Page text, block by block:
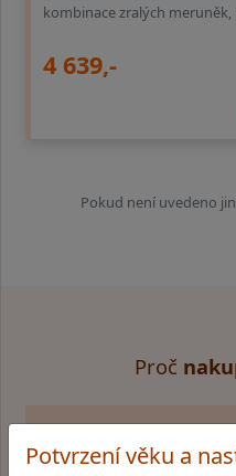
Potvrzení věku a
kombinace zralých
4 639,-
Pokud není uvedeno
Proč